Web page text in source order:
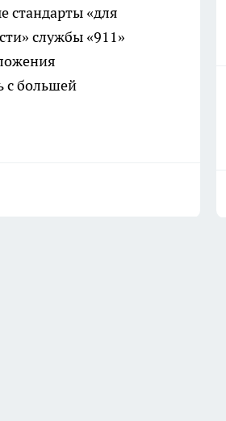
стандарты «для
службы «911»
с большей